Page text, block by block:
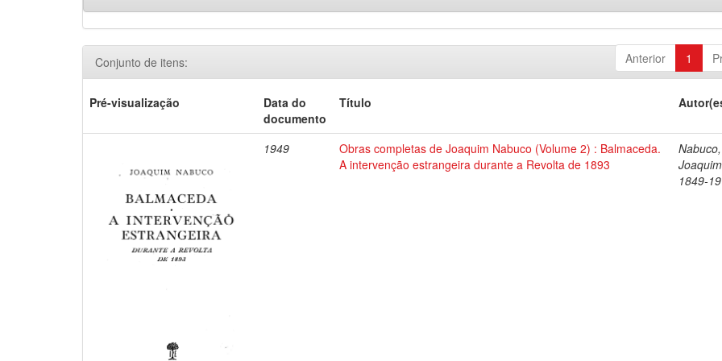
Anterior 1
Conjunto de itens:
Pré-visualização
Data do
documento
Título
1949
Obras completas de Joaquim Nabuco (Volume 2) : Balmaceda.
A intervenção estrangeira durante a Revolta de 1893
Nabuco,
1849-